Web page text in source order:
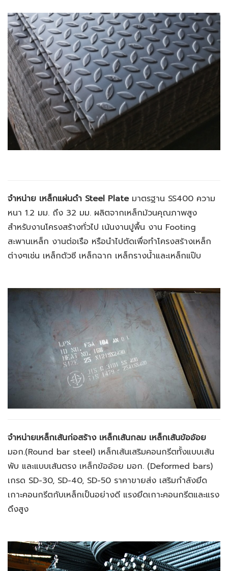
จำหน่าย เหล็กแผ่นดำ Steel Plateมาตรฐาน SS400 ความ
หนา 1.2 มม. ถึง 32 มม. ผลิตจากเหล็กม้วนคุณภาพสูง
สำหรับงานโครงสร้างทั่วไป เน้นงานปูพื้น งาน Footing
สะพานเหล็ก งานต่อเรือ หรือนำไปตัดเพื่อทำโครงสร้างเหล็ก
ต่างๆเช่น เหล็กตัวซี เหล็กฉาก เหล็กรางน้ำและเหล็กแป๊บ
จำหน่ายเหล็กเส้นก่อสร้าง เหล็กเส้นกลม เหล็กเส้นข้ออ้อย
มอก.(Round bar steel) เหล็กเส้นเสริมคอนกรีตทั้งแบบเส้น
พับ และแบบเส้นตรง เหล็กข้ออ้อย มอก. (Deformed bars)
เกรด SD-30, SD-40, SD-50 ราคาขายส่ง เสริมกำลังยึด
เกาะคอนกรีตกับเหล็กเป็นอย่างดี แรงยึดเกาะคอนกรีตและแรง
ดึงสูง